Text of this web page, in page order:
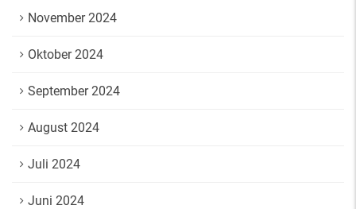
November 2024
Oktober 2024
September 2024
August 2024
Juli 2024
Juni 2024